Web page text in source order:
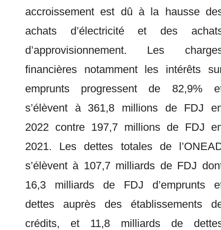
accroissement est dû à la hausse
achats d’électricité et des
d’approvisionnement. Les
financières notamment les intérêts
emprunts progressent de 82,9%
s’élèvent à 361,8 millions de FDJ
2022 contre 197,7 millions de FDJ
2021. Les dettes totales de
s’élèvent à 107,7 milliards de FDJ
16,3 milliards de FDJ d’emprunts
dettes auprès des établissements
crédits, et 11,8 milliards de